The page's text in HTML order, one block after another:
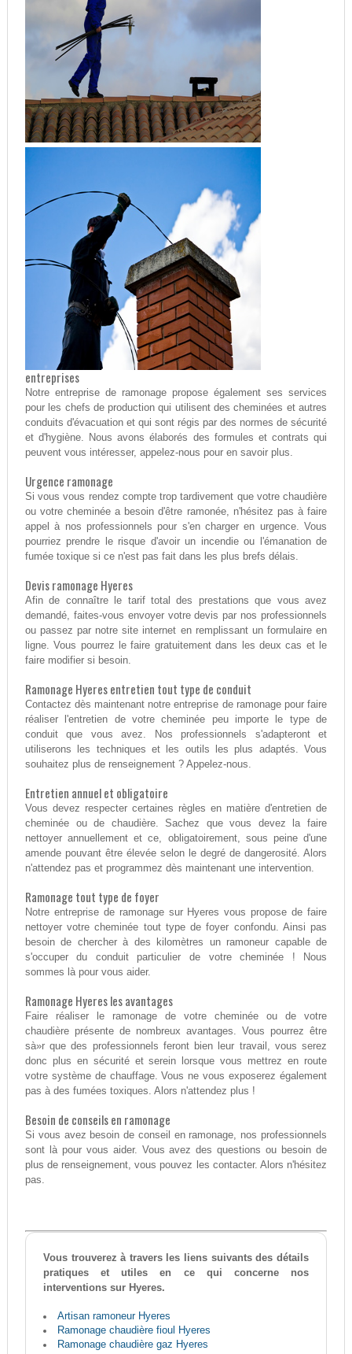
entreprises
Notre entreprise de ramonage propose également ses services
pour les chefs de production qui utilisent des cheminées et autres
conduits d'évacuation et qui sont régis par des normes de sécurité
et d'hygiène. Nous avons élaborés des formules et contrats qui
peuvent vous intéresser, appelez-nous pour en savoir plus.
Urgence ramonage
Si vous vous rendez compte trop tardivement que votre chaudière
ou votre cheminée a besoin d'être ramonée, n'hésitez pas à faire
appel à nos professionnels pour s'en charger en urgence. Vous
pourriez prendre le risque d'avoir un incendie ou l'émanation de
fumée toxique si ce n'est pas fait dans les plus brefs délais.
Devis ramonage Hyeres
Afin de connaître le tarif total des prestations que vous avez
demandé, faites-vous envoyer votre devis par nos professionnels
ou passez par notre site internet en remplissant un formulaire en
ligne. Vous pourrez le faire gratuitement dans les deux cas et le
faire modifier si besoin.
Ramonage Hyeres entretien tout type de conduit
Contactez dès maintenant notre entreprise de ramonage pour faire
réaliser l'entretien de votre cheminée peu importe le type de
conduit que vous avez. Nos professionnels s'adapteront et
utiliserons les techniques et les outils les plus adaptés. Vous
souhaitez plus de renseignement ? Appelez-nous.
Entretien annuel et obligatoire
Vous devez respecter certaines règles en matière d'entretien de
cheminée ou de chaudière. Sachez que vous devez la faire
nettoyer annuellement et ce, obligatoirement, sous peine d'une
amende pouvant être élevée selon le degré de dangerosité. Alors
n'attendez pas et programmez dès maintenant une intervention.
Ramonage tout type de foyer
Notre entreprise de ramonage sur Hyeres vous propose de faire
nettoyer votre cheminée tout type de foyer confondu. Ainsi pas
besoin de chercher à des kilomètres un ramoneur capable de
s'occuper du conduit particulier de votre cheminée ! Nous
sommes là pour vous aider.
Ramonage Hyeres les avantages
Faire réaliser le ramonage de votre cheminée ou de votre
chaudière présente de nombreux avantages. Vous pourrez être
sà»r que des professionnels feront bien leur travail, vous serez
donc plus en sécurité et serein lorsque vous mettrez en route
votre système de chauffage. Vous ne vous exposerez également
pas à des fumées toxiques. Alors n'attendez plus !
Besoin de conseils en ramonage
Si vous avez besoin de conseil en ramonage, nos professionnels
sont là pour vous aider. Vous avez des questions ou besoin de
plus de renseignement, vous pouvez les contacter. Alors n'hésitez
pas.
Vous trouverez à travers les liens suivants des détails
pratiques et utiles en ce qui concerne nos
interventions sur Hyeres.
Artisan ramoneur Hyeres
Ramonage chaudière fioul Hyeres
Ramonage chaudière gaz Hyeres